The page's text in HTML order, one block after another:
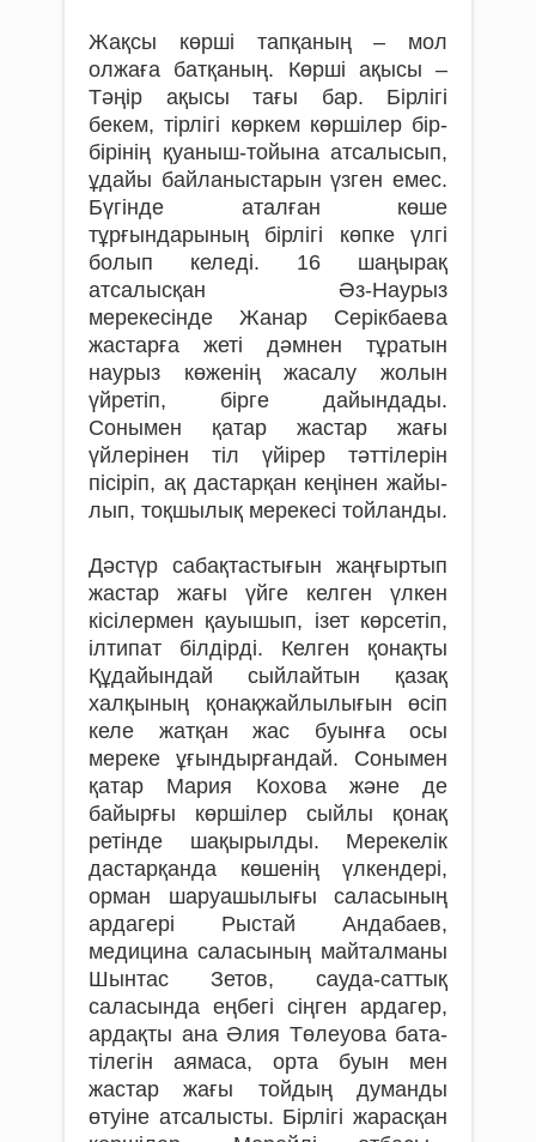
Жақсы көрші тапқаның – мол
олжаға батқаның. Көрші ақысы –
Тәңір ақысы тағы бар. Бірлігі
бекем, тірлігі көркем көршілер бір-
бірінің қуаныш-тойына атсалысып,
ұдайы байланыстарын үзген емес.
Бүгінде аталған көше
тұрғындарының бірлігі көпке үлгі
болып келеді. 16 шаңырақ
атсалысқан Әз-Наурыз
мерекесінде Жанар Серікбаева
жастарға жеті дәмнен тұратын
наурыз көженің жасалу жолын
үйретіп, бірге дайын­дады.
Сонымен қатар жастар жағы
үйлерінен тіл үйірер тәттілерін
пісіріп, ақ дастарқан кеңінен жайы­
лып, тоқшылық мерекесі тойланды.
Дәстүр сабақтастығын жаңғыртып
жас­тар жағы үйге келген үлкен
кісілермен қауышып, ізет көрсетіп,
ілтипат білдірді. Келген қонақты
Құдайындай сыйлайтын қазақ
халқының қонақжайлылығын өсіп
келе жатқан жас буынға осы
мереке ұғындырғандай. Сонымен
қатар Мария Кохова және де
байырғы көршілер сыйлы қонақ
ретінде шақырылды. Мерекелік
дастарқанда көшенің үлкендері,
орман шаруашылығы саласының
ардагері Рыстай Андабаев,
медицина саласының майталманы
Шынтас Зетов, сауда-саттық
саласында еңбегі сіңген ардагер,
ардақты ана Әлия Төлеуова бата-
тілегін аямаса, орта буын мен
жастар жағы тойдың думанды
өтуіне атсалысты. Бірлігі жарасқан